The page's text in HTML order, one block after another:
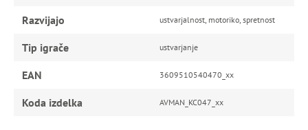
Razvijajo ustvarjalnost, motoriko, spretnost
Tip igrače ustvarjanje
EAN 3609510540470_xx
Koda izdelka AVMAN_KC047_xx